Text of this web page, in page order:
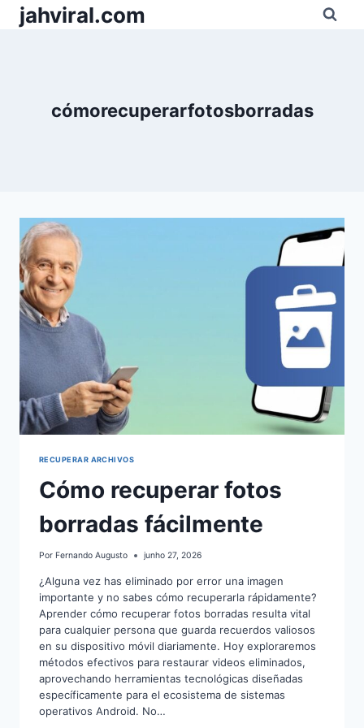
Pular
parajahviral.com
cómorecuperarfotosborradas
RECUPERAR ARCHIVOS
Cómo recuperar fotos
borradas fácilmente
Por Fernando Augusto junho 27, 2026
¿Alguna vez has eliminado por error una imagen
importante y no sabes cómo recuperarla rápidamente?
Aprender cómo recuperar fotos borradas resulta vital
para cualquier persona que guarda recuerdos valiosos
en su dispositivo móvil diariamente. Hoy exploraremos
métodos efectivos para restaurar videos eliminados,
aprovechando herramientas tecnológicas diseñadas
específicamente para el ecosistema de sistemas
operativos Android. No…